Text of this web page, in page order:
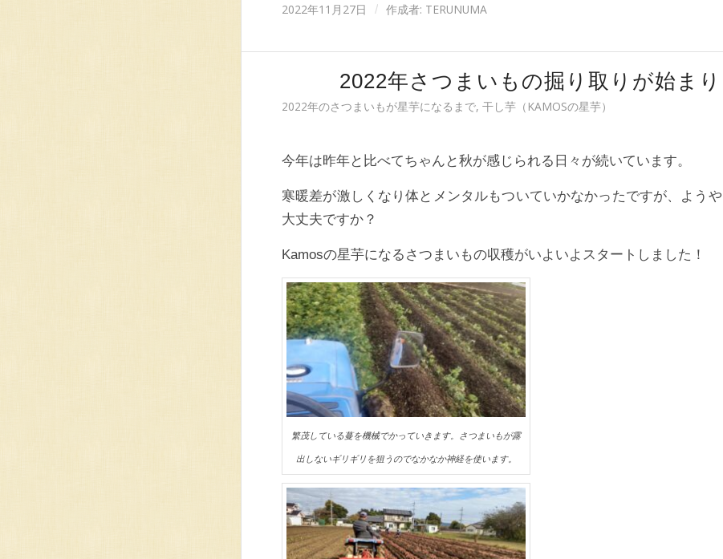
2022年11月27日 / 作成者: TERUNUMA
2022年さつまいもの掘り取りが始まり
2022年のさつまいもが星芋になるまで, 干し芋（KAMOSの星芋）
今年は昨年と比べてちゃんと秋が感じられる日々が続いています。
寒暖差が激しくなり体とメンタルもついていかなかったですが、よう
大丈夫ですか？
Kamosの星芋になるさつまいもの収穫がいよいよスタートしました！
繁茂している蔓を機械でかっていきます。さつまいもが露
出しないギリギリを狙うのでなかなか神経を使います。